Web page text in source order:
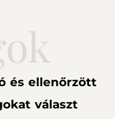
és ellenőrzött
választ